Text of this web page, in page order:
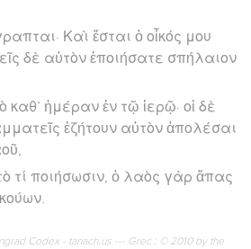
Καὶ ἔσται ὁ οἶκός μου
δὲ αὐτὸν ἐποιήσατε σπήλαιον
καθ’ ἡμέραν ἐν τῷ ἱερῷ· οἱ δὲ
ἐζήτουν αὐτὸν ἀπολέσαι
τί ποιήσωσιν, ὁ λαὸς γὰρ ἅπας
Codex - tanach.us --- Grec : © 2010 by the